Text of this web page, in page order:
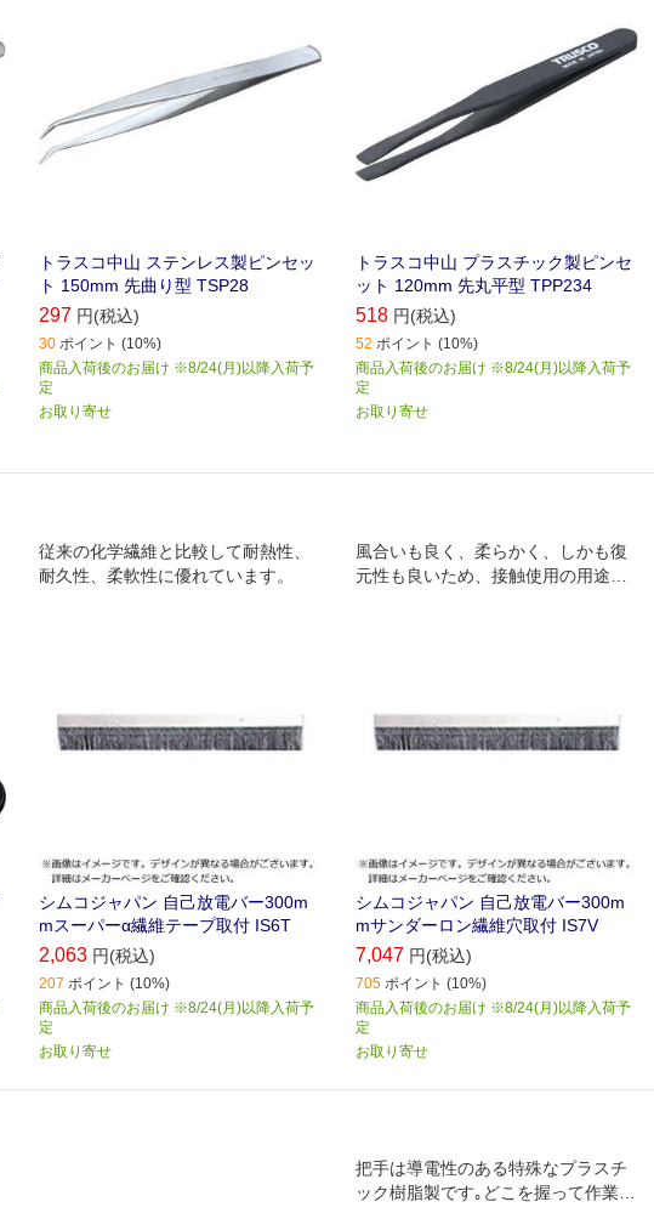
トラスコ中山 ステンレス製ピンセッ
ト 150mm 先曲り型 TSP28
297 円(税込)
30 ポイント (10%)
商品入荷後のお届け ※8/24(月)以降入荷予
定
お取り寄せ
トラスコ中山 プラスチック製ピンセ
ット 120mm 先丸平型 TPP234
518 円(税込)
52 ポイント (10%)
商品入荷後のお届け ※8/24(月)以降入荷予
定
お取り寄せ
従来の化学繊維と比較して耐熱性、
耐久性、柔軟性に優れています。
シムコジャパン 自己放電バー300m
mスーパーα繊維テープ取付 IS6T
2,063 円(税込)
207 ポイント (10%)
商品入荷後のお届け ※8/24(月)以降入荷予
定
お取り寄せ
風合いも良く、柔らかく、しかも復
元性も良いため、接触使用の用途に
シムコジャパン 自己放電バー300m
mサンダーロン繊維穴取付 IS7V
7,047 円(税込)
705 ポイント (10%)
商品入荷後のお届け ※8/24(月)以降入荷予
定
お取り寄せ
把手は導電性のある特殊なプラスチ
ック樹脂製です｡どこを握って作業し